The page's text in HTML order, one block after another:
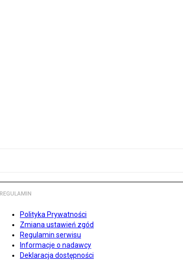
REGULAMIN
Polityka Prywatności
Zmiana ustawień zgód
Regulamin serwisu
Informacje o nadawcy
Deklaracja dostępności